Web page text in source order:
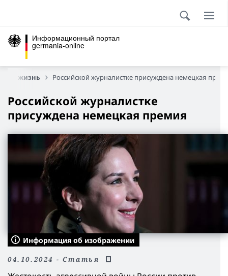
Информационный портал
germania-online
жизнь Российской журналистке присуждена немецкая
Российской журналистке
присуждена немецкая премия
Информация об изображении
04.10.2024 - Статья